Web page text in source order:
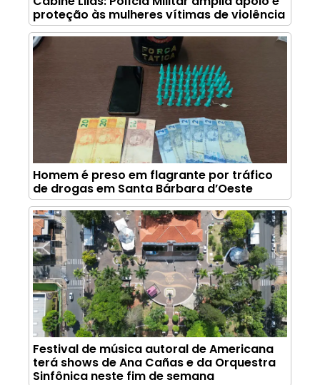
proteção às mulheres vítimas de violência
Homem é preso em flagrante por tráfico
de drogas em Santa Bárbara d’Oeste
Festival de música autoral de Americana
terá shows de Ana Cañas e da Orquestra
Sinfônica neste fim de semana